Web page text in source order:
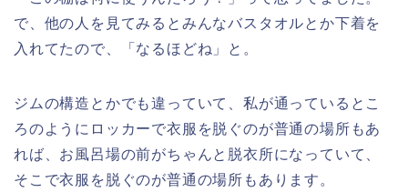
で、他の人を見てみると みんなバスタオルとか下着を
入れてたので、「なるほどね」と。
ジムの構造とかでも違っていて、私が通っているとこ
ろのようにロッカーで衣服を脱ぐのが普通の場所もあ
れば、お風呂場の前がちゃんと脱衣所になっていて、
そこで衣服を脱ぐのが普通の場所もあります。